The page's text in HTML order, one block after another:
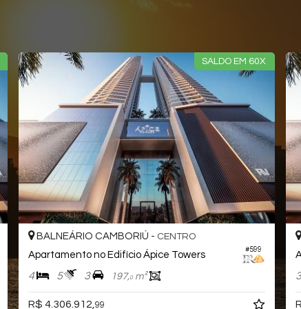
SALDO EM 60X
#599
BALNEÁRIO CAMBORIÚ - CENTRO
Apartamento no Edifício Ápice Towers
4 5 3 197,0m²
R$ 4.306.912,99
3